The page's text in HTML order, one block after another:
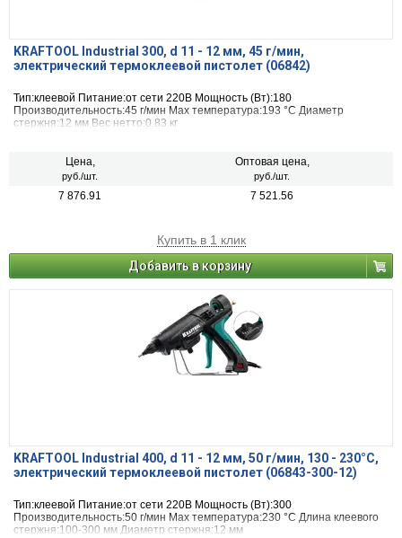
KRAFTOOL Industrial 300, d 11 - 12 мм, 45 г/мин,
электрический термоклеевой пистолет (06842)
Тип:клеевой Питание:от сети 220В Мощность (Вт):180
Производительность:45 г/мин Max температура:193 °С Диаметр
стержня:12 мм Вес нетто:0.83 кг
Цена,
руб./шт.
Оптовая цена,
руб./шт.
7 876.91 7 521.56
Купить в 1 клик
Добавить в корзину
KRAFTOOL Industrial 400, d 11 - 12 мм, 50 г/мин, 130 - 230°C,
электрический термоклеевой пистолет (06843-300-12)
Тип:клеевой Питание:от сети 220В Мощность (Вт):300
Производительность:50 г/мин Max температура:230 °С Длина клеевого
стержня:100-300 мм Диаметр стержня:12 мм